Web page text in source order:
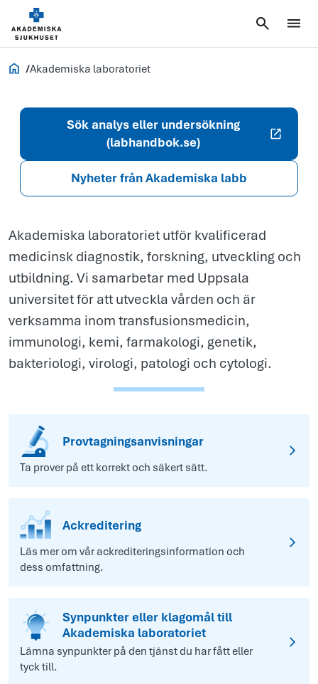
Vårdgivare
Akademiska laboratoriet
Akademiska
laboratoriet
Sök analys eller undersökning
(labhandbok.se)
Nyheter från Akademiska labb
Akademiska laboratoriet utför kvalificerad
medicinsk diagnostik, forskning, utveckling och
utbildning. Vi samarbetar med Uppsala
universitet för att utveckla vården och är
verksamma inom transfusionsmedicin,
immunologi, kemi, farmakologi, genetik,
bakteriologi, virologi, patologi och cytologi.
Provtagningsanvisningar
Ta prover på ett korrekt och säkert sätt.
Ackreditering
Läs mer om vår ackrediteringsinformation och
dess omfattning.
Synpunkter eller klagomål till
Akademiska laboratoriet
Lämna synpunkter på den tjänst du har fått eller
tyck till.